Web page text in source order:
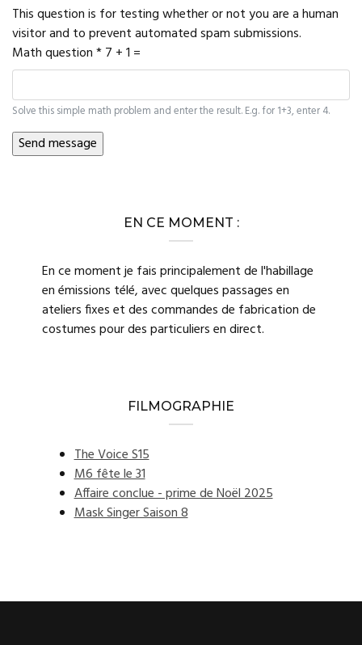
This question is for testing whether or not you are a human
visitor and to prevent automated spam submissions.
Math question*7 + 1 =
Solve this simple math problem and enter the result. E.g. for 1+3, enter 4.
EN CE MOMENT :
En ce moment je fais principalement de l'habillage
en émissions télé, avec quelques passages en
ateliers fixes et des commandes de fabrication de
costumes pour des particuliers en direct.
FILMOGRAPHIE
The Voice S15
M6 fête le 31
Affaire conclue - prime de Noël 2025
Mask Singer Saison 8